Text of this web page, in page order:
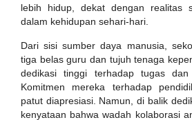
lebih hidup, dekat dengan realitas
dalam kehidupan sehari-hari.
Dari sisi sumber daya manusia,
tiga belas guru dan tujuh tenaga
dedikasi tinggi terhadap tugas dan
Komitmen mereka terhadap
patut diapresiasi. Namun, di balik
kenyataan bahwa wadah kolaborasi